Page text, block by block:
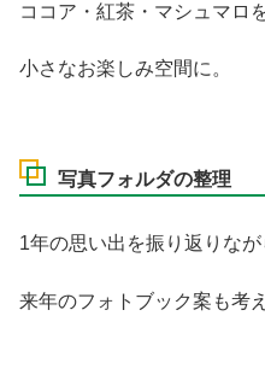
ココア・紅茶・マシュマロ
小さなお楽しみ空間に。
写真フォルダの整理
1年の思い出を振り返りなが
来年のフォトブック案も考